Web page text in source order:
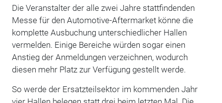
Die Veranstalter der alle zwei Jahre stattfindenden
Messe für den Automotive-Aftermarket könne die
komplette Ausbuchung unterschiedlicher Hallen
vermelden. Einige Bereiche würden sogar einen
Anstieg der Anmeldungen verzeichnen, wodurch
diesen mehr Platz zur Verfügung gestellt werde.
So werde der Ersatzteilsektor im kommenden Jahr